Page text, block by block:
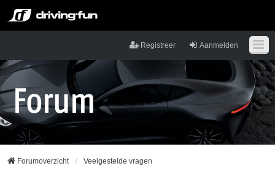
Aanmelden
Registreer
Forumoverzicht Veelgestelde vragen